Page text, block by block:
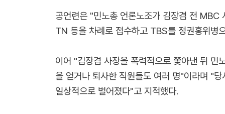
공언련은 "민노총 언론노조가 김장겸 전
TN 등을 차례로 접수하고 TBS를 정권홍위병
이어 "김장겸 사장을 폭력적으로 쫓아낸 뒤 민
을 얻거나 퇴사한 직원들도 여러 명"이라며 "
일상적으로 벌어졌다"고 지적했다.